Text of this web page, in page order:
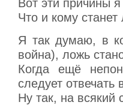
Вот эти причины
Что и кому
Я так думаю, в
война), ложь
Когда ещё
следует отвечать
Ну так, на всякий